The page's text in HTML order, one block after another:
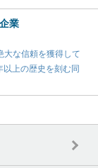
業
大な信頼を獲得して
上の歴史を刻む同